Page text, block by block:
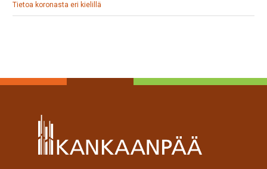
Tietoa koronasta eri kielillä